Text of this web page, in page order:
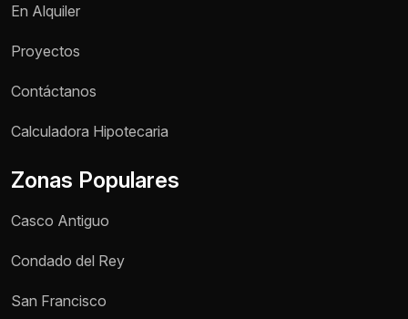
Teléfono / WhatsApp *
En Alquiler
Proyectos
Contáctanos
Calculadora Hipotecaria
Zonas Populares
Casco Antiguo
Condado del Rey
San Francisco